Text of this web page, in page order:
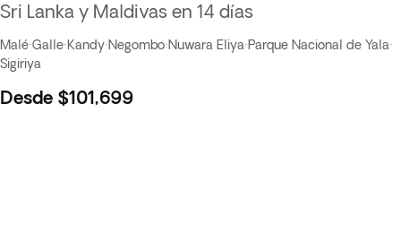
Sri Lanka y Maldivas en 14 días
Malé·Galle·Kandy·Negombo·Nuwara Eliya·Parque Nacional de Yala·
Sigiriya
Desde $101,699